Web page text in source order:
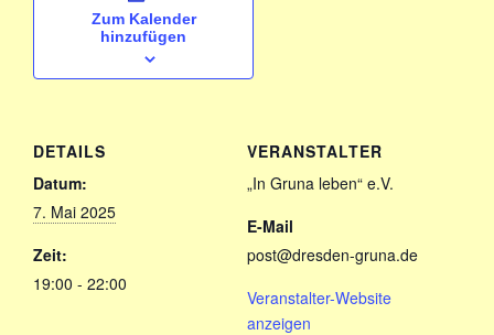
Zum Kalender
hinzufügen
DETAILS
Datum:
7. Mai 2025
Zeit:
19:00 - 22:00
VERANSTALTER
„In Gruna leben“ e.V.
E-Mail
post@dresden-gruna.de
Veranstalter-Website
anzeigen